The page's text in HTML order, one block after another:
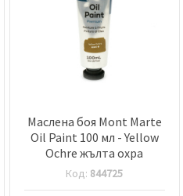
Маслена боя Mont Marte
Oil Paint 100 мл - Yellow
Ochre жълта охра
Код: 844725